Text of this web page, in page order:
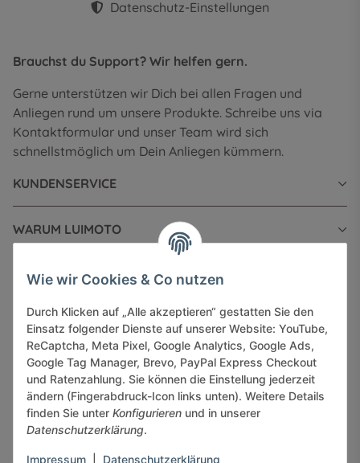
Datenschutz-Einstellungen
Brauchst du Support? Wir helfen gern.
Gerne unterstützen wir Dich bei allen Fragen und
Anliegen rund um unsere Produkte. Schreibe uns via
Kontaktformular und unser Team wird sich
schnellstmöglich um Dein Anliegen kümmern.
KUNDENSERVICE
WARUM LUIMOTO
INFORMATIONEN
GESETZLICHE INFORMATIONEN
Sicher bezahlen via:
Wie wir Cookies & Co nutzen
Durch Klicken auf „Alle akzeptieren“ gestatten Sie den
Einsatz folgender Dienste auf unserer Website: YouTube,
ReCaptcha, Meta Pixel, Google Analytics, Google Ads,
Google Tag Manager, Brevo, PayPal Express Checkout
und Ratenzahlung. Sie können die Einstellung jederzeit
ändern (Fingerabdruck-Icon links unten). Weitere Details
finden Sie unter Konfigurieren und in unserer
Datenschutzerklärung.
Impressum Datenschutzerklärung